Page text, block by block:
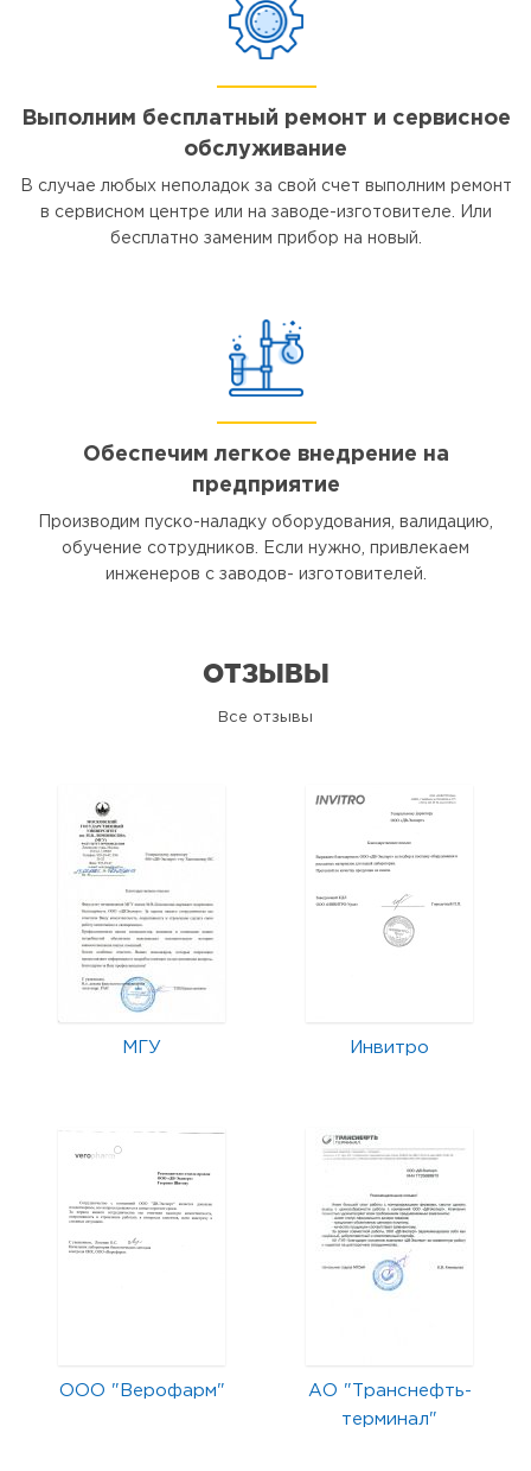
Выполним бесплатный ремонт и сервисное
обслуживание
В случае любых неполадок за свой счет выполним ремонт
в сервисном центре или на заводе-изготовителе. Или
бесплатно заменим прибор на новый.
Обеспечим легкое внедрение на
предприятие
Производим пуско-наладку оборудования, валидацию,
обучение сотрудников. Если нужно, привлекаем
инженеров с заводов- изготовителей.
ОТЗЫВЫ
Все отзывы
МГУ Инвитро
ООО "Верофарм"
АО "Транснефть-
терминал"